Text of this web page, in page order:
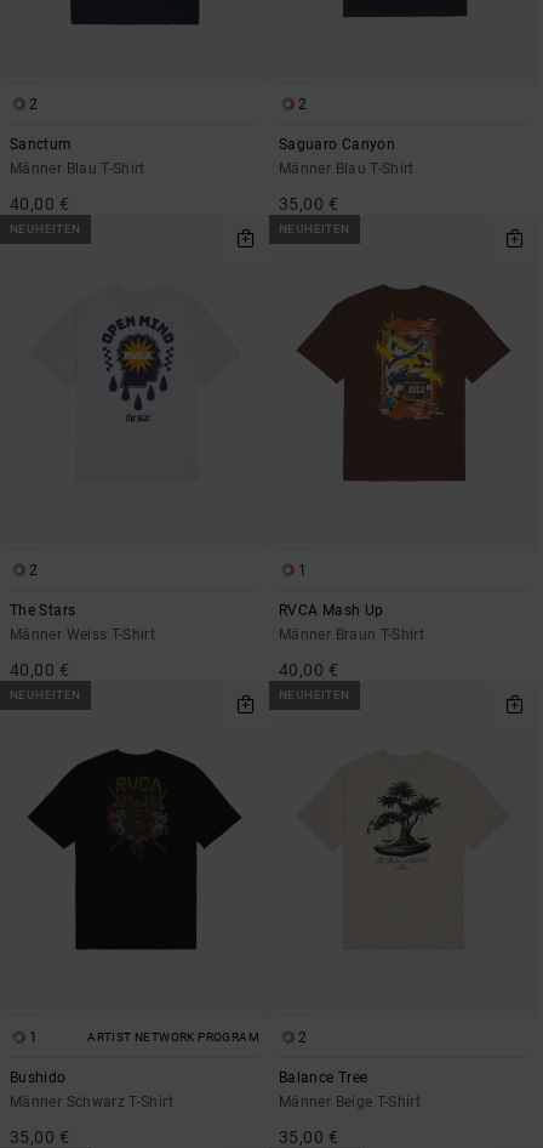
2
Sanctum
Männer Blau T-Shirt
40,00 €
2
Saguaro Canyon
Männer Blau T-Shirt
35,00 €
NEUHEITEN
2
The Stars
Männer Weiss T-Shirt
40,00 €
NEUHEITEN
1
RVCA Mash Up
Männer Braun T-Shirt
40,00 €
NEUHEITEN
1 ARTIST NETWORK PROGRAM
Bushido
Männer Schwarz T-Shirt
35,00 €
NEUHEITEN
2
Balance Tree
Männer Beige T-Shirt
35,00 €